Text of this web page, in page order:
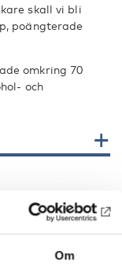
Om
skall vi bli
poängterade
omkring 70
och